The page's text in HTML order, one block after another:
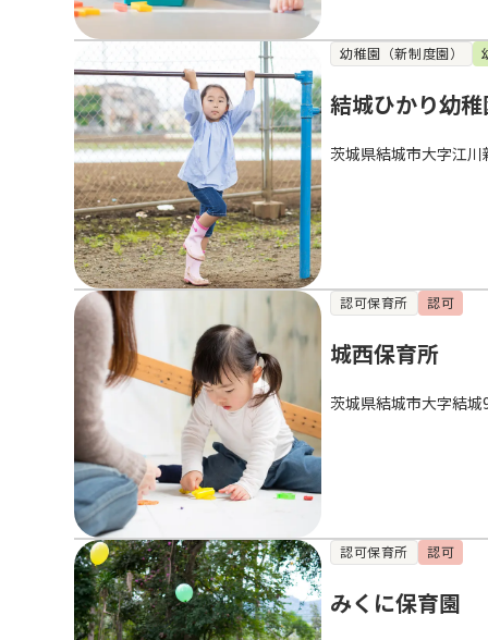
幼稚園（新制度園）
結城ひかり幼
茨城県結城市大字江
認可保育所 認可
城西保育所
茨城県結城市大字結城
認可保育所 認可
みくに保育園